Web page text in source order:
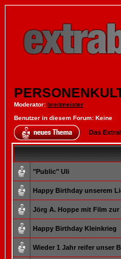
Moderator: breitmeister
Benutzer in diesem Forum: Keine
Das
"Public" Uli
Happy Birthday unserem
Jörg A. Hoppe mit Film zur
Happy Birthday Kleinkrieg
Wieder 1 Jahr reifer unser